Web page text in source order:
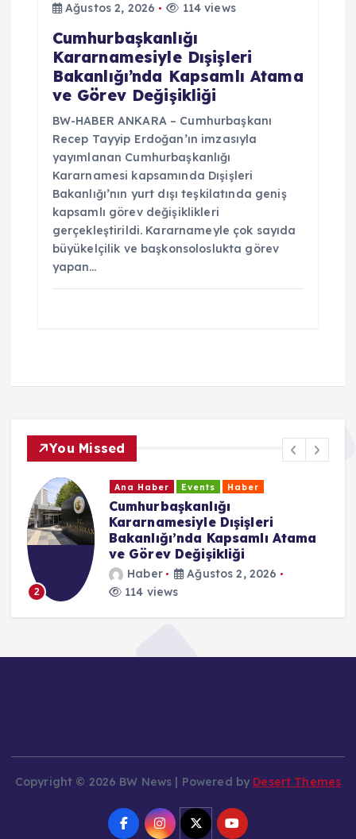
Ağustos 2, 2026
114 views
Cumhurbaşkanlığı
Kararnamesiyle Dışişleri
Bakanlığı’nda Kapsamlı Atama
ve Görev Değişikliği
BW-HABER ANKARA – Cumhurbaşkanı
Recep Tayyip Erdoğan’ın imzasıyla
yayımlanan Cumhurbaşkanlığı
Kararnamesi kapsamında Dışişleri
Bakanlığı’nın yurt dışı teşkilatında geniş
kapsamlı görev değişiklikleri
gerçekleştirildi. Kararnameyle çok sayıda
büyükelçilik ve başkonsoloslukta görev
yapan…
You Missed
2
Ana Haber Events Haber
Cumhurbaşkanlığı
Kararnamesiyle Dışişleri
Bakanlığı’nda Kapsamlı Atama
ve Görev Değişikliği
Haber
Ağustos 2, 2026
114 views
Copyright © 2026 BW News | Powered by Desert Themes